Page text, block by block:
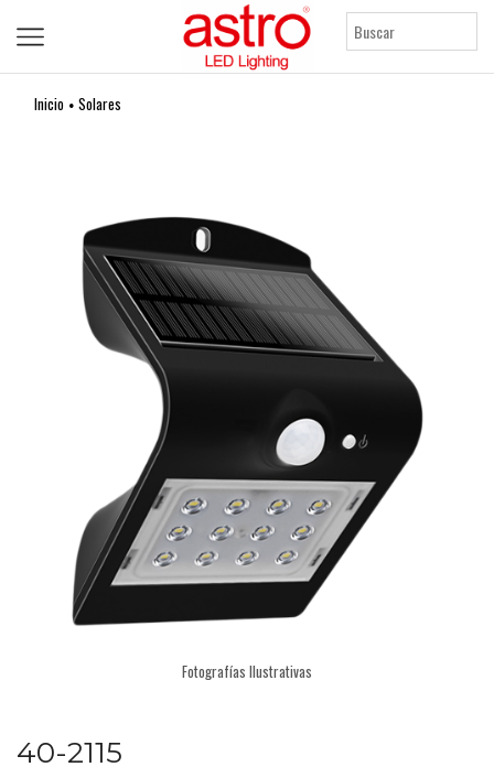
Inicio • Solares
Fotografías Ilustrativas
40-2115